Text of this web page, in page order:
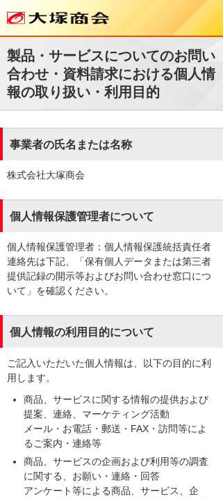
製品・サービスについてのお問い
合わせ・資料請求における個人情
報の取り扱い・利用目的
事業者の氏名または名称
株式会社大塚商会
個人情報保護管理者について
個人情報保護管理者：個人情報保護統括責任者
連絡先は下記、「保有個人データまたは第三者
提供記録の開示等およびお問い合わせ窓口につ
いて」を確認ください。
個人情報の利用目的について
ご記入いただいた個人情報は、以下の目的に利
用します。
商品、サービスに関する情報の提供および
提案、連絡、マーケティング活動
メール・お電話・郵送・FAX・訪問等によ
るご案内・連絡等
商品、サービスの企画および利用等の調査
に関する、お願い・連絡・回答
アンケート等による商品、サービス、企